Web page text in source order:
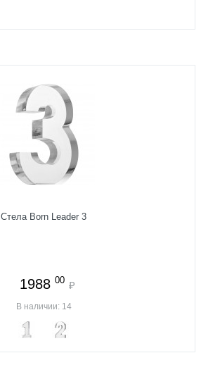
Cтела Born Leader 3
1988 00 ₽
В наличии: 14